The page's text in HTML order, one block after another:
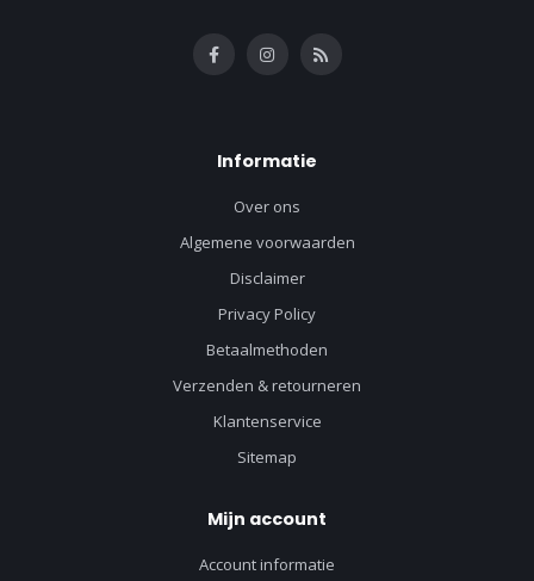
Informatie
Over ons
Algemene voorwaarden
Disclaimer
Privacy Policy
Betaalmethoden
Verzenden & retourneren
Klantenservice
Sitemap
Mijn account
Account informatie